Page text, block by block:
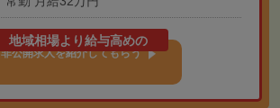
地域相場より給与高めの
非公開求人を紹介してもらう